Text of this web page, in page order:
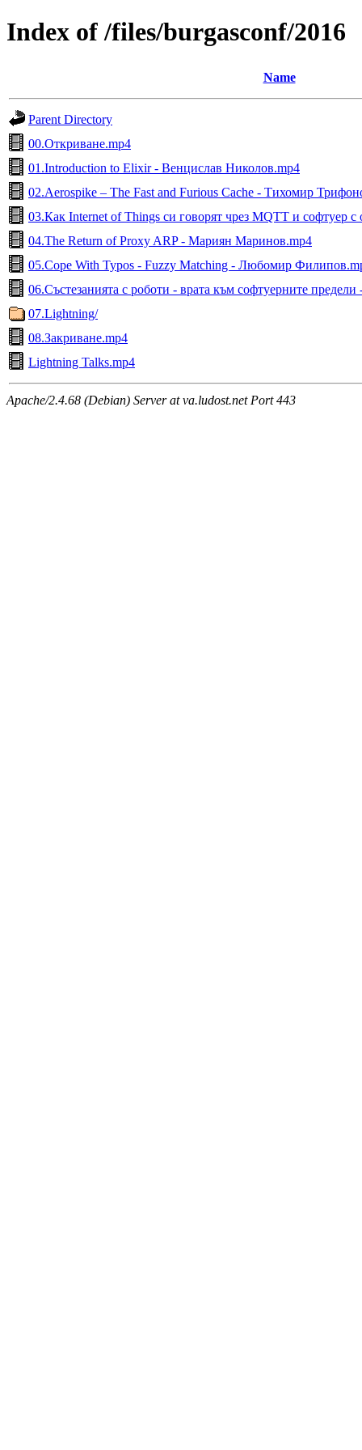
Index of /files/burgasconf/2016
Name
Parent Directory
00.Откриване.mp4
01.Introduction to Elixir - Венцислав Николов.mp4
02.Aerospike – Тhe Fast and Furious Cache - Тихомир
03.Как Internet of Things си говорят чрез MQTT и софтуер
04.The Return of Proxy ARP - Мариян Маринов.mp4
05.Cope With Typos - Fuzzy Matching - Любомир
06.Състезанията с роботи - врата към софтуeрните
07.Lightning/
08.Закриване.mp4
Lightning Talks.mp4
Apache/2.4.68 (Debian) Server at va.ludost.net Port 443